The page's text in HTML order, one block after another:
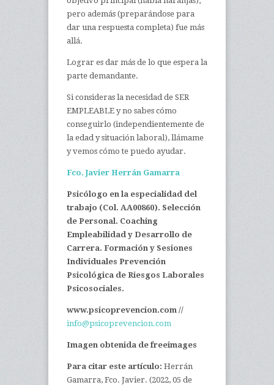
pero además (preparándose para
dar una respuesta completa) fue más
allá.
Lograr es dar más de lo que espera la
parte demandante.
Si consideras la necesidad de SER
EMPLEABLE y no sabes cómo
conseguirlo (independientemente de
la edad y situación laboral), llámame
y vemos cómo te puedo ayudar.
Fco. Javier Herrán Gamarra
Psicólogo en la especialidad del
trabajo (Col. AA00860). Selección
de Personal. Coaching
Empleabilidad y Desarrollo de
Carrera. Formación y Sesiones
Individuales Prevención
Psicológica de Riesgos Laborales
Psicosociales.
www.psicoprevencion.com //
info@psicoprevencion.com
Imagen obtenida de freeimages
Para citar este artículo: Herrán
Gamarra, Fco. Javier. (2022, 05 de